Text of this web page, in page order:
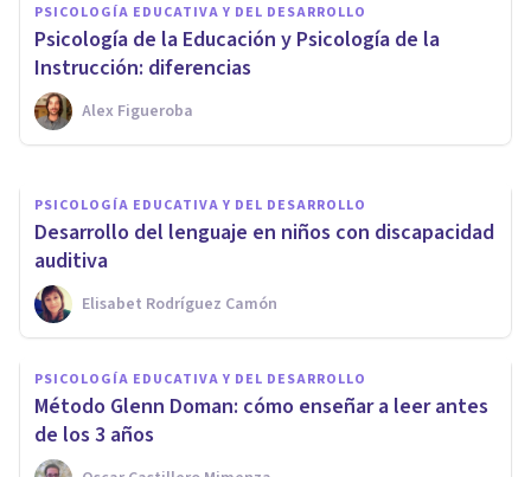
PSICOLOGÍA EDUCATIVA Y DEL DESARROLLO
Psicología de la Educación y Psicología de la
Instrucción: diferencias
Alex Figueroba
​Los 12 estilos de aprendizaje:
¿en qué se basa cada uno?
Jonathan García-Allen
PSICOLOGÍA EDUCATIVA Y DEL DESARROLLO
Desarrollo del lenguaje en niños con discapacidad
auditiva
Elisabet Rodríguez Camón
PSICOLOGÍA EDUCATIVA Y DEL DESARROLLO
Método Glenn Doman: cómo enseñar a leer antes
de los 3 años